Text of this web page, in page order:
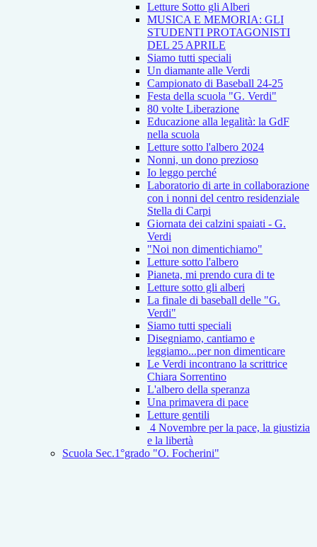
Letture Sotto gli Alberi
MUSICA E MEMORIA: GLI
STUDENTI PROTAGONISTI
DEL 25 APRILE
Siamo tutti speciali
Un diamante alle Verdi
Campionato di Baseball 24-25
Festa della scuola "G. Verdi"
80 volte Liberazione
Educazione alla legalità: la GdF
nella scuola
Letture sotto l'albero 2024
Nonni, un dono prezioso
Io leggo perché
Laboratorio di arte in collaborazione
con i nonni del centro residenziale
Stella di Carpi
Giornata dei calzini spaiati - G.
Verdi
"Noi non dimentichiamo"
Letture sotto l'albero
Pianeta, mi prendo cura di te
Letture sotto gli alberi
La finale di baseball delle "G.
Verdi"
Siamo tutti speciali
Disegniamo, cantiamo e
leggiamo...per non dimenticare
Le Verdi incontrano la scrittrice
Chiara Sorrentino
L'albero della speranza
Una primavera di pace
Letture gentili
4 Novembre per la pace, la giustizia
e la libertà
Scuola Sec.1°grado "O. Focherini"